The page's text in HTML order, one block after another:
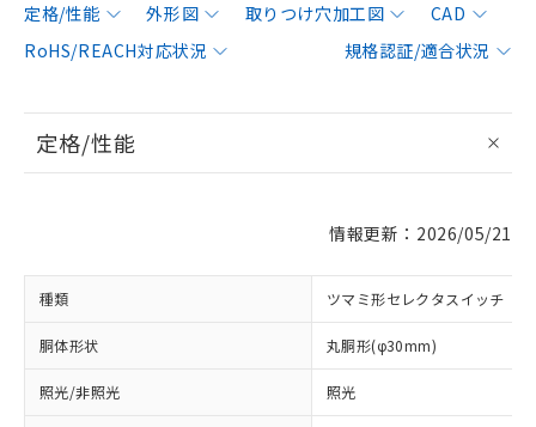
定格/性能 外形図 取りつけ穴加工図
CAD
RoHS/REACH対応状況
規格認証/適合状況
定格/性能
情報更新：2026/05/21
種類 ツマミ形セレクタスイッチ
胴体形状 丸胴形(φ30mm)
照光/非照光 照光